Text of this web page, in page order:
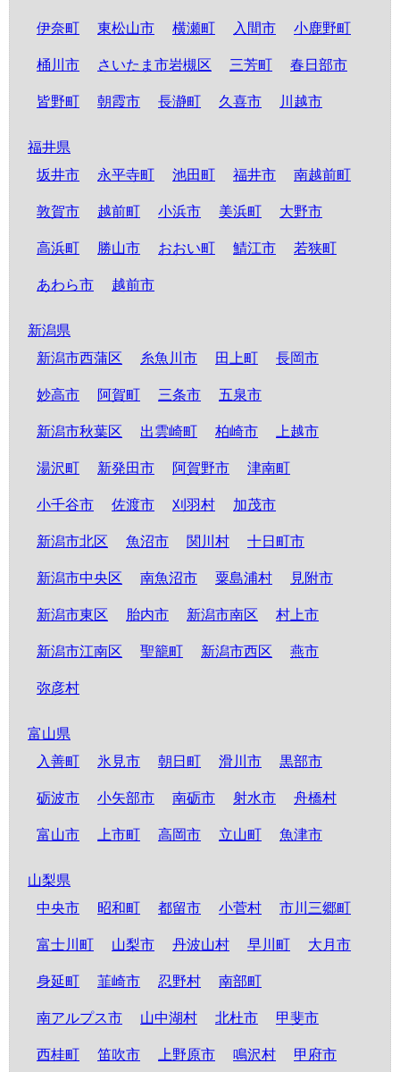
伊奈町 東松山市 横瀬町 入間市 小鹿野町
桶川市 さいたま市岩槻区 三芳町 春日部市
皆野町 朝霞市 長瀞町 久喜市 川越市
福井県
坂井市
永平寺町 池田町 福井市 南越前町
敦賀市 越前町 小浜市 美浜町 大野市
高浜町 勝山市 おおい町 鯖江市 若狭町
あわら市 越前市
新潟県
新潟市西蒲区
糸魚川市 田上町 長岡市
妙高市 阿賀町 三条市 五泉市
新潟市秋葉区 出雲崎町 柏崎市 上越市
湯沢町 新発田市 阿賀野市 津南町
小千谷市 佐渡市 刈羽村 加茂市
新潟市北区 魚沼市 関川村 十日町市
新潟市中央区 南魚沼市 粟島浦村 見附市
新潟市東区 胎内市 新潟市南区 村上市
新潟市江南区 聖籠町 新潟市西区 燕市
弥彦村
富山県
入善町
氷見市 朝日町 滑川市 黒部市
砺波市 小矢部市 南砺市 射水市 舟橋村
富山市 上市町 高岡市 立山町 魚津市
山梨県
中央市
昭和町 都留市 小菅村 市川三郷町
富士川町 山梨市 丹波山村 早川町 大月市
身延町 韮崎市 忍野村 南部町
南アルプス市 山中湖村 北杜市 甲斐市
西桂町 笛吹市 上野原市 鳴沢村 甲府市